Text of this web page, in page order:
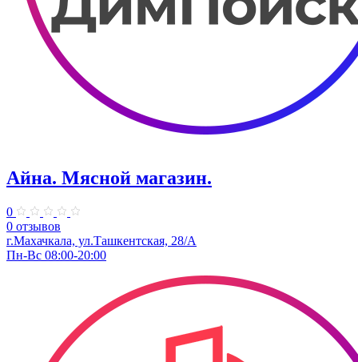
Айна. Мясной магазин.
0
0 отзывов
г.Махачкала, ул.​Ташкентская, 28/А
Пн-Вс 08:00-20:00